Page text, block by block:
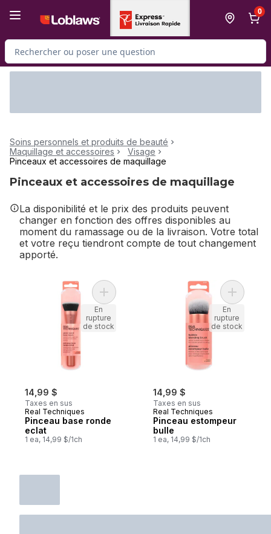
0
Rechercher des produits
Soins personnels et produits de beauté
Maquillage et accessoires
Visage
Pinceaux et accessoires de maquillage
Pinceaux et accessoires de maquillage
La disponibilité et le prix des produits peuvent
changer en fonction des offres disponibles au
moment du ramassage ou de la livraison. Votre total
et votre reçu tiendront compte de tout changement
apporté.
14,99 $
Taxes en sus
Real Techniques
Pinceau base ronde
eclat
1 ea, 14,99 $/1ch
Ajouter Pinceau base ronde eclat au
En
rupture
de stock
14,99 $
Taxes en sus
Real Techniques
Pinceau estompeur
bulle
1 ea, 14,99 $/1ch
Ajouter
En
rupture
de stock